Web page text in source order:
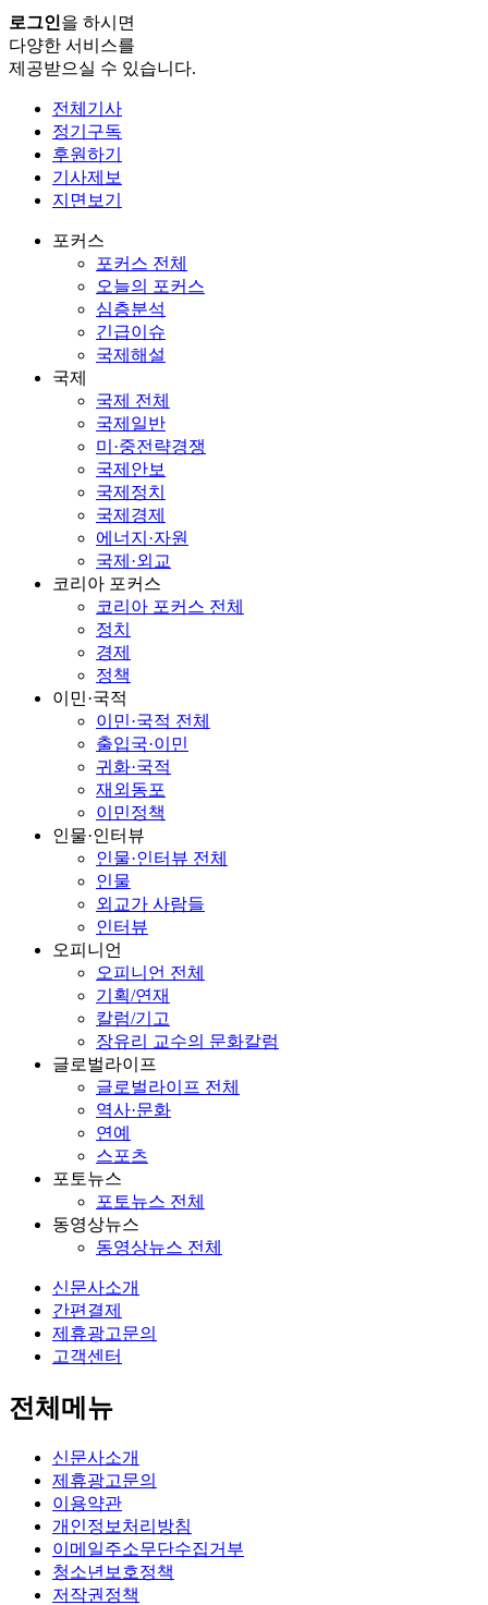
로그인을 하시면
다양한 서비스를
제공받으실 수 있습니다.
전체기사
정기구독
후원하기
기사제보
지면보기
포커스
포커스 전체
오늘의 포커스
심층분석
긴급이슈
국제해설
국제
국제 전체
국제일반
미·중전략경쟁
국제안보
국제정치
국제경제
에너지·자원
국제·외교
코리아 포커스
코리아 포커스 전체
정치
경제
정책
이민·국적
이민·국적 전체
출입국·이민
귀화·국적
재외동포
이민정책
인물·인터뷰
인물·인터뷰 전체
인물
외교가 사람들
인터뷰
오피니언
오피니언 전체
기획/연재
칼럼/기고
장유리 교수의 문화칼럼
글로벌라이프
글로벌라이프 전체
역사·문화
연예
스포츠
포토뉴스
포토뉴스 전체
동영상뉴스
동영상뉴스 전체
신문사소개
간편결제
제휴광고문의
고객센터
전체메뉴
신문사소개
제휴광고문의
이용약관
개인정보처리방침
이메일주소무단수집거부
청소년보호정책
저작권정책